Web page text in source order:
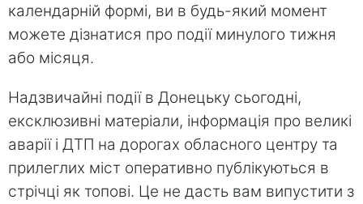
календарній формі, ви в будь-який момент
можете дізнатися про події минулого тижня
або місяця.
Надзвичайні події в Донецьку сьогодні,
ексклюзивні матеріали, інформація про великі
аварії і ДТП на дорогах обласного центру та
прилеглих міст оперативно публікуються в
стрічці як топові. Це не дасть вам випустити з